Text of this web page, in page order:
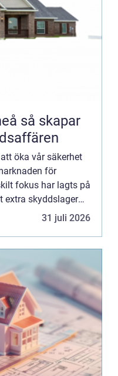
öka vår säkerhet
för
fokus har lagts på
extra skyddslager
inbrott via
31 juli 2026